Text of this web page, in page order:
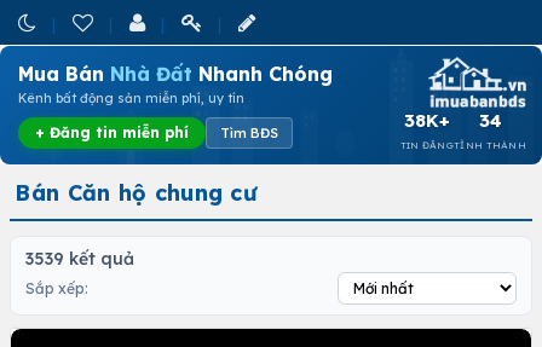
Mua Bán Nhà Đất Nhanh Chóng
Kênh bất động sản miễn phí, uy tín
+ Đăng tin miễn phí Tìm BĐS
38K+
TIN ĐĂNG
34
TỈNH THÀNH
Bán Căn hộ chung cư
3539 kết quả
Sắp xếp: